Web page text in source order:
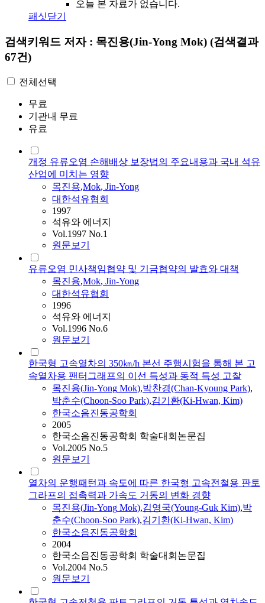
오늘 본 자료가 없습니다.
패싯닫기
검색키워드 저자 : 목진용(Jin-Yong Mok) (검색결과
67건)
전체선택
무료
기관내 무료
유료
개정 유류오염 손해배상 보장법의 주요내용과 국내 석유
산업에 미치는 영향
목진용,Mok, Jin-Yong
대한석유협회
1997
석유와 에너지
Vol.1997 No.1
원문보기
유류오염 민사책임협약 및 기금협약의 발효와 대책
목진용,Mok, Jin-Yong
대한석유협회
1996
석유와 에너지
Vol.1996 No.6
원문보기
한국형 고속열차의 350㎞/h 본선 주행시험을 통해 본 고
속열차용 팬터그래프의 이선 특성과 동적 특성 고찰
목진용(Jin-Yong Mok),박찬경(Chan-Kyoung Park),
박춘수(Choon-Soo Park),김기환(Ki-Hwan, Kim)
한국소음진동공학회
2005
한국소음진동공학회 학술대회논문집
Vol.2005 No.5
원문보기
열차의 운행패턴과 속도에 따른 한국형 고속전철용 판토
그라프의 접촉력과 가속도 거동의 변화 경향
목진용(Jin-Yong Mok),김영국(Young-Guk Kim),박
춘수(Choon-Soo Park),김기환(Ki-Hwan, Kim)
한국소음진동공학회
2004
한국소음진동공학회 학술대회논문집
Vol.2004 No.5
원문보기